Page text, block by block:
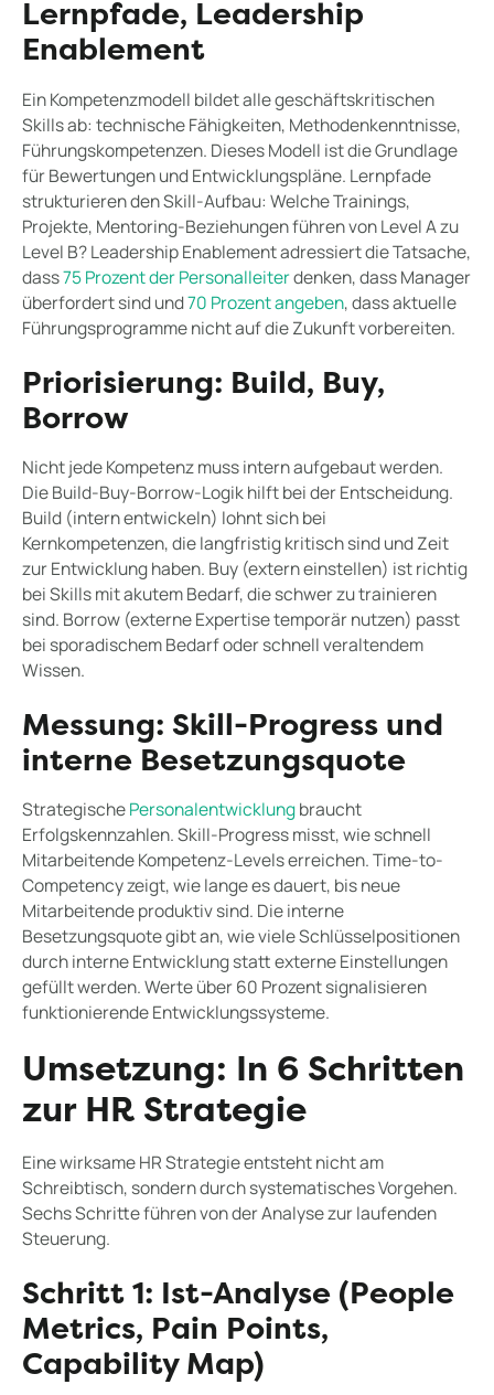
Lernpfade, Leadership
Enablement
Ein Kompetenzmodell bildet alle geschäftskritischen
Skills ab: technische Fähigkeiten, Methodenkenntnisse,
Führungskompetenzen. Dieses Modell ist die Grundlage
für Bewertungen und Entwicklungspläne. Lernpfade
strukturieren den Skill-Aufbau: Welche Trainings,
Projekte, Mentoring-Beziehungen führen von Level A zu
Level B? Leadership Enablement adressiert die Tatsache,
dass75 Prozent der Personalleiterdenken, dass Manager
überfordert sind und70 Prozent angeben, dass aktuelle
Führungsprogramme nicht auf die Zukunft vorbereiten.
Priorisierung: Build, Buy,
Borrow
Nicht jede Kompetenz muss intern aufgebaut werden.
Die Build-Buy-Borrow-Logik hilft bei der Entscheidung.
Build (intern entwickeln) lohnt sich bei
Kernkompetenzen, die langfristig kritisch sind und Zeit
zur Entwicklung haben. Buy (extern einstellen) ist richtig
bei Skills mit akutem Bedarf, die schwer zu trainieren
sind. Borrow (externe Expertise temporär nutzen) passt
bei sporadischem Bedarf oder schnell veraltendem
Wissen.
Messung: Skill-Progress und
interne Besetzungsquote
StrategischePersonalentwicklungbraucht
Erfolgskennzahlen. Skill-Progress misst, wie schnell
Mitarbeitende Kompetenz-Levels erreichen. Time-to-
Competency zeigt, wie lange es dauert, bis neue
Mitarbeitende produktiv sind. Die interne
Besetzungsquote gibt an, wie viele Schlüsselpositionen
durch interne Entwicklung statt externe Einstellungen
gefüllt werden. Werte über 60 Prozent signalisieren
funktionierende Entwicklungssysteme.
Umsetzung: In 6 Schritten
zur HR Strategie
Eine wirksame HR Strategie entsteht nicht am
Schreibtisch, sondern durch systematisches Vorgehen.
Sechs Schritte führen von der Analyse zur laufenden
Steuerung.
Schritt 1: Ist-Analyse (People
Metrics, Pain Points,
Capability Map)